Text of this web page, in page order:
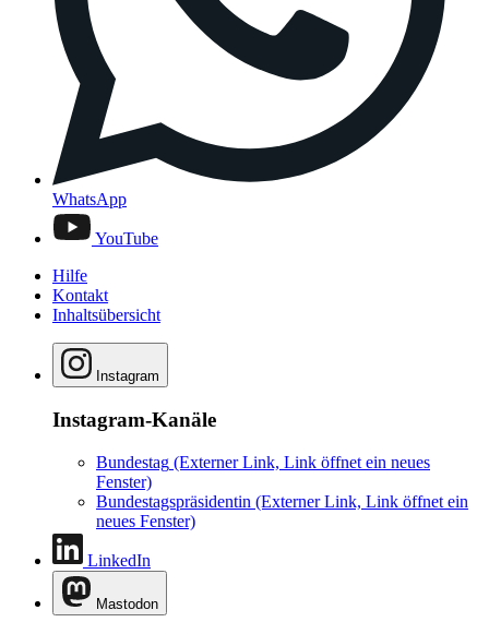
WhatsApp
YouTube
Hilfe
Kontakt
Inhaltsübersicht
Instagram
Instagram-Kanäle
Bundestag (Externer Link, Link öffnet ein neues
Fenster)
Bundestagspräsidentin (Externer Link, Link öffnet ein
neues Fenster)
LinkedIn
Mastodon